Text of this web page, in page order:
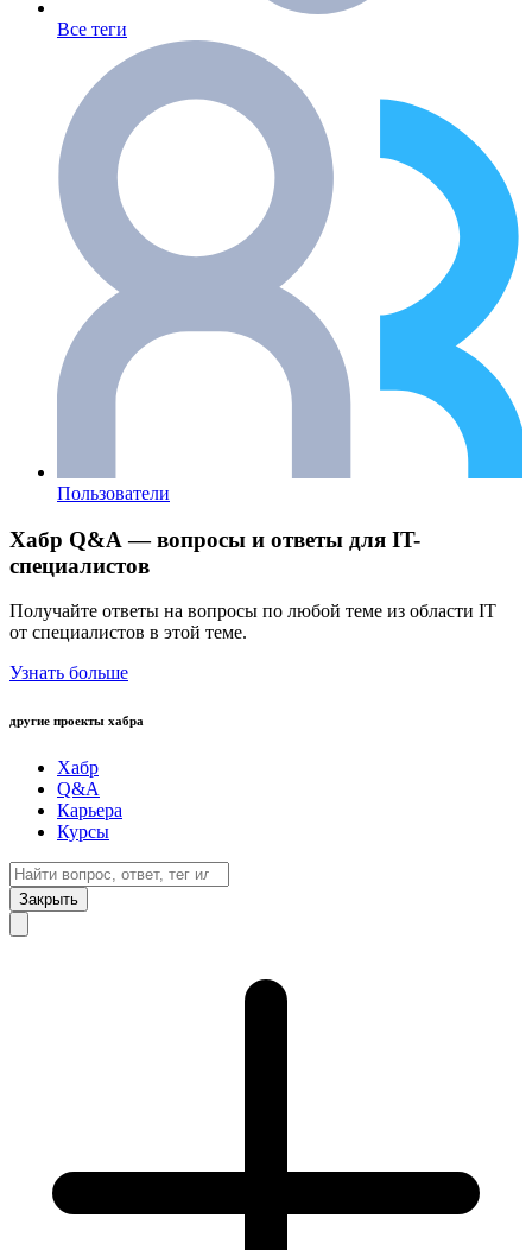
Все теги
Пользователи
Хабр Q&A — вопросы и ответы для IT-
специалистов
Получайте ответы на вопросы по любой теме из области IT
от специалистов в этой теме.
Узнать больше
другие проекты хабра
Хабр
Q&A
Карьера
Курсы
Закрыть